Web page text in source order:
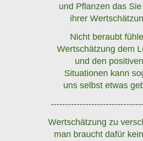
und Pflanzen das
ihrer
Nicht beraubt
Wertschätzung dem
und den positiven
Situationen kann
uns selbst etwas
Wertschätzung zu
man braucht dafür